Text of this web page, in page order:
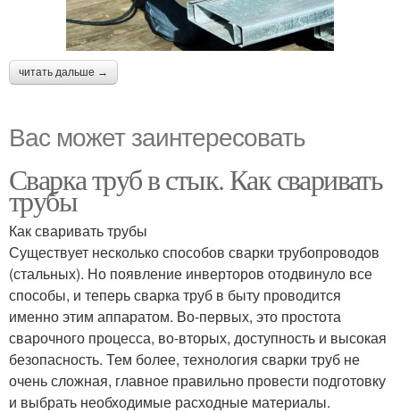
читать дальше →
Вас может заинтересовать
Сварка труб в стык. Как сваривать
трубы
Как сваривать трубы
Существует несколько способов сварки трубопроводов
(стальных). Но появление инверторов отодвинуло все
способы, и теперь сварка труб в быту проводится
именно этим аппаратом. Во-первых, это простота
сварочного процесса, во-вторых, доступность и высокая
безопасность. Тем более, технология сварки труб не
очень сложная, главное правильно провести подготовку
и выбрать необходимые расходные материалы.